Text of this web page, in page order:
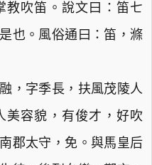
教吹笛。說文曰：笛七
也。風俗通曰：笛，滌
，字季長，扶風茂陵人
美容貌，有俊才，好吹
郡太守，免。與馬皇后